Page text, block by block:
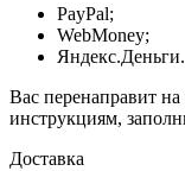
PayPal;
WebMoney;
Яндекс.Деньги.
Вас перенаправит
инструкциям,
Доставка